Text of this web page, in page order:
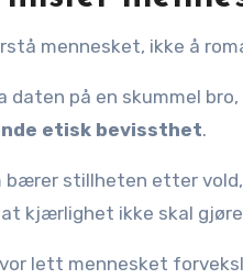
mennesket, ikke å
daten på en skummel
etisk bevissthet.
bærer stillheten etter
kjærlighet ikke skal
lett mennesket